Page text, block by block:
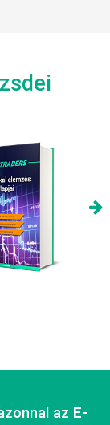
az E-